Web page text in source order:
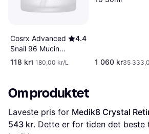
Cosrx Advanced
Snail 96 Mucin
Power Essence
4.4
118 kr1 180,00 kr/L 1 060 kr35
Om produktet
Laveste pris for Medik8 Crystal
543 kr. Dette er for tiden det beste